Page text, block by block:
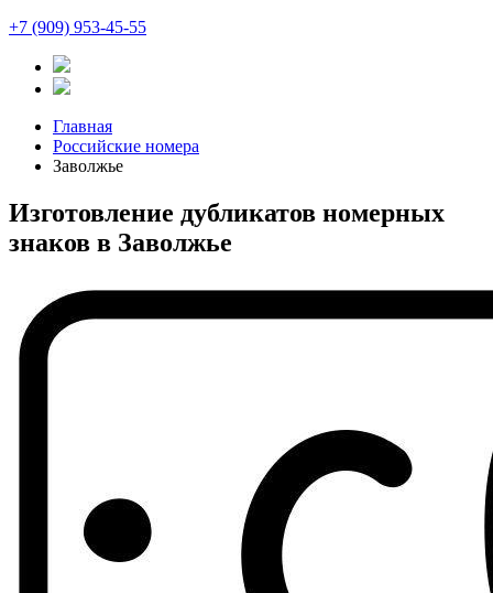
+7 (909) 953-45-55
Главная
Российские номера
Заволжье
Изготовление дубликатов номерных
знаков в Заволжье